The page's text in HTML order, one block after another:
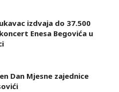
izdvaja do 37.500
Enesa Begovića u
Dan Mjesne zajednice